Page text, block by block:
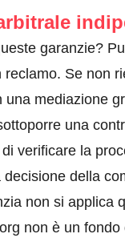
garanzie?
reclamo. Se non
mediazione
una
verificare la
della
non si applica
non è un fondo